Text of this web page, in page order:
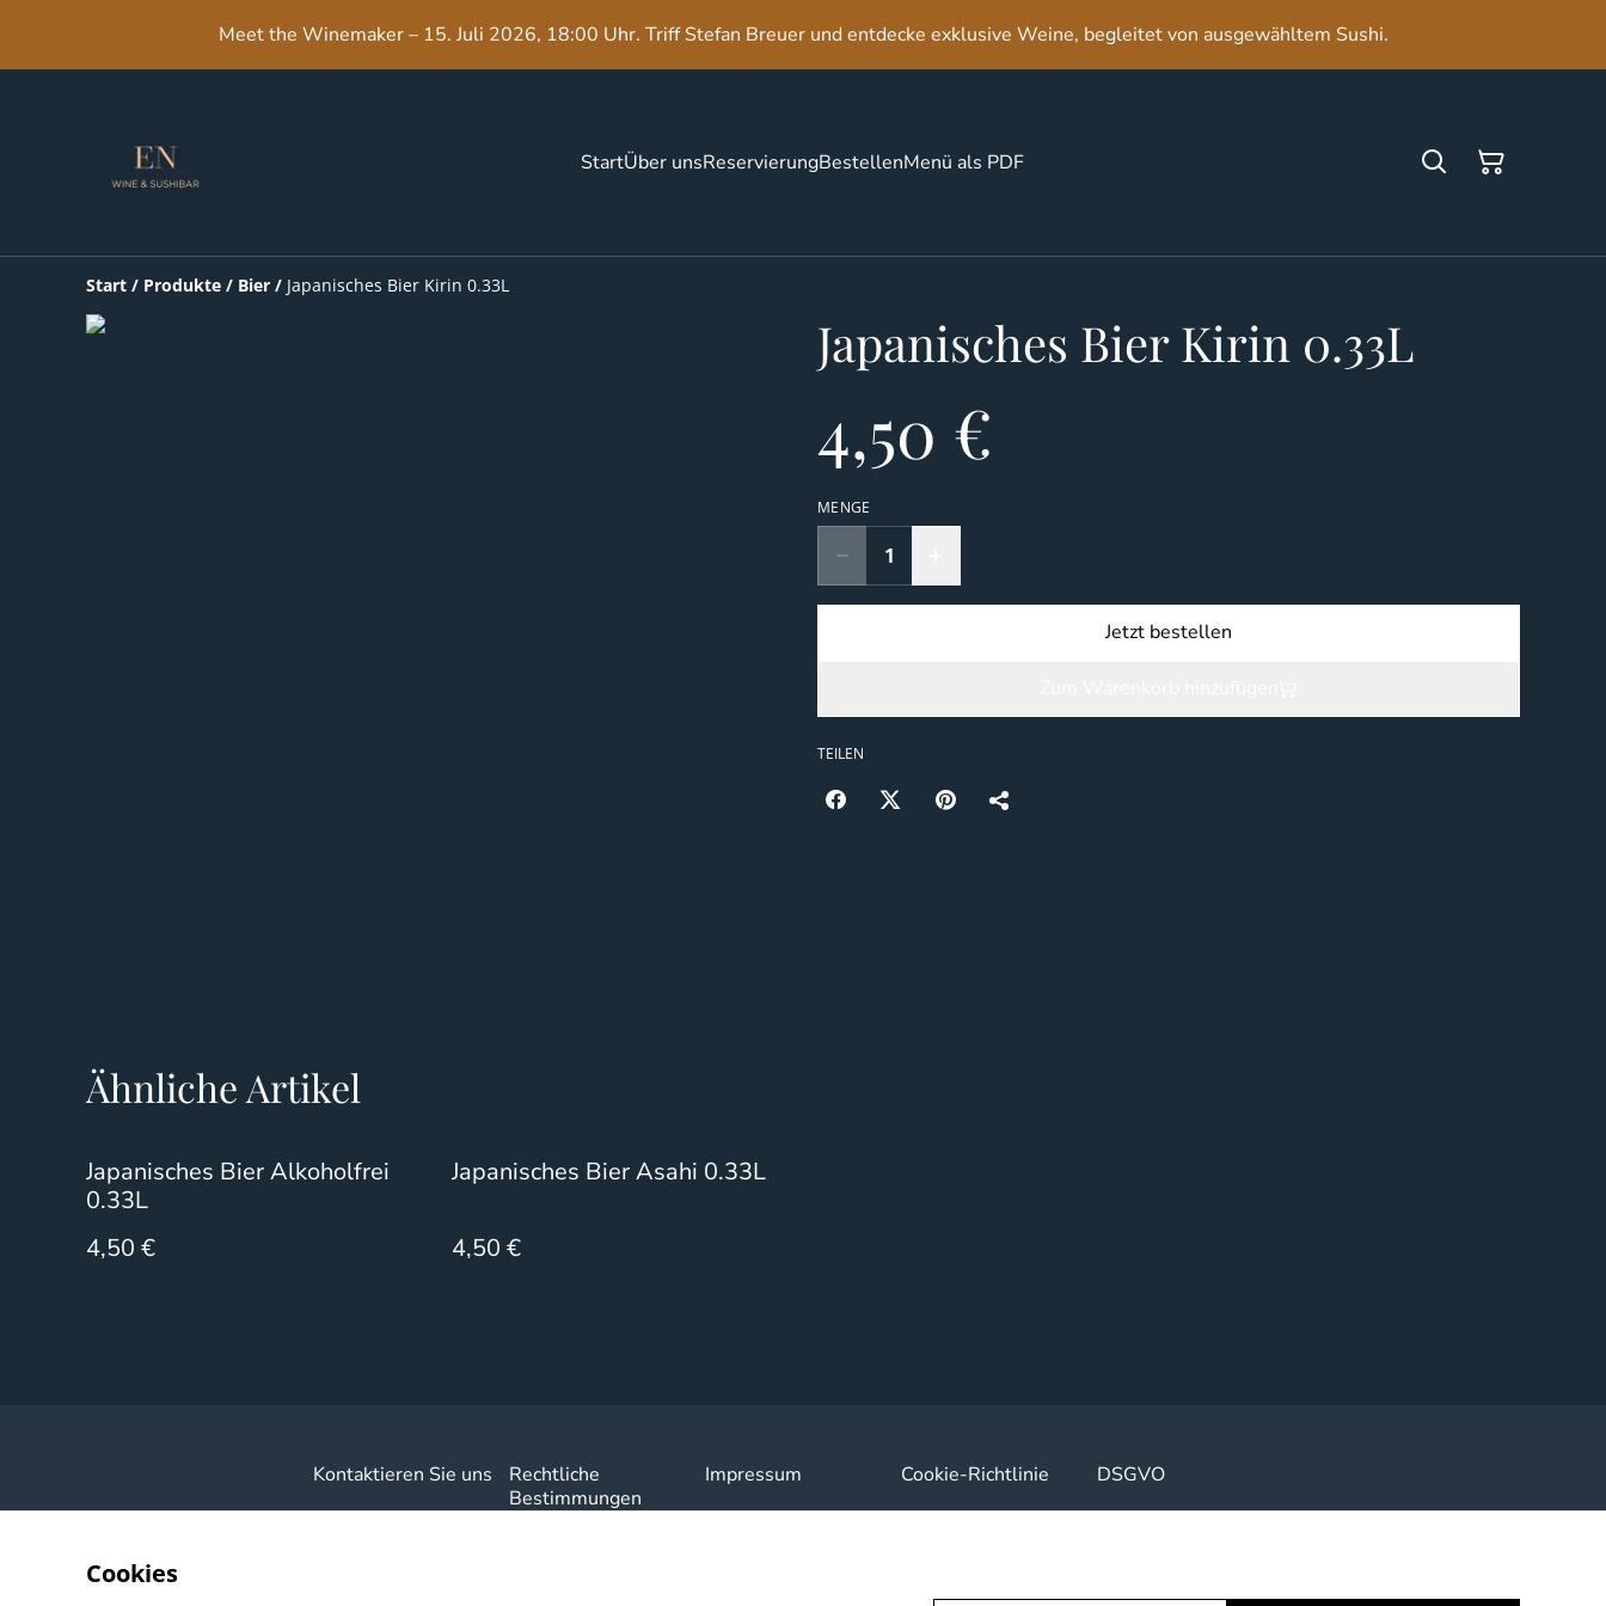
Meet the Winemaker – 15. Juli 2026, 18:00 Uhr. Triff Stefan Breuer und entdecke exklusive Weine, begleitet von ausgewähltem Sushi.
StartÜber unsReservierungBestellenMenü als PDF
Start / Produkte / Bier / Japanisches Bier Kirin 0.33L
Japanisches Bier Kirin 0.33L
4,50 €
MENGE
Jetzt bestellen
TEILEN
Ähnliche Artikel
Japanisches Bier Alkoholfrei
0.33L
4,50 €
Japanisches Bier Asahi 0.33L
4,50 €
Kontaktieren Sie uns
Rechtliche
Bestimmungen
Impressum Cookie-Richtlinie DSGVO
Cookies